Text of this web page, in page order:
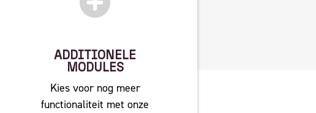
ADDITIONELE
MODULES
Kies voor nog meer
functionaliteit met onze